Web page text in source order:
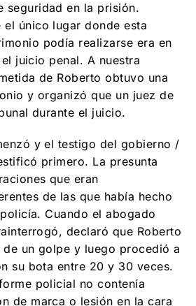
seguridad en la prisión.
el único lugar donde esta
podía realizarse era en
juicio penal. A nuestra
de Roberto obtuvo una
y organizó que un juez de
durante el juicio.
y el testigo del gobierno /
primero. La presunta
que eran
de las que había hecho
Cuando el abogado
declaró que Roberto
un golpe y luego procedió a
su bota entre 20 y 30 veces.
policial no contenía
de marca o lesión en la cara